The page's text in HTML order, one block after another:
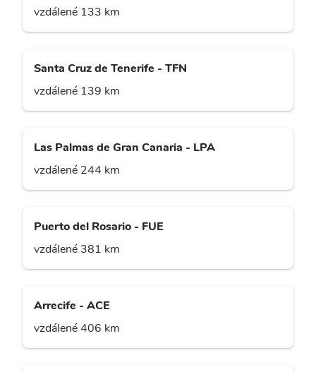
vzdálené 133 km
Santa Cruz de Tenerife - TFN
vzdálené 139 km
Las Palmas de Gran Canaria - LPA
vzdálené 244 km
Puerto del Rosario - FUE
vzdálené 381 km
Arrecife - ACE
vzdálené 406 km